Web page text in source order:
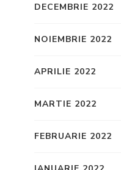
DECEMBRIE 2022
NOIEMBRIE 2022
APRILIE 2022
MARTIE 2022
FEBRUARIE 2022